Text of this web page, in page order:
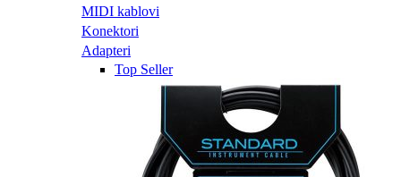
MIDI kablovi
Konektori
Adapteri
Top Seller